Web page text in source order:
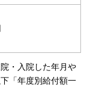
・入院した年月や
「年度別給付額一